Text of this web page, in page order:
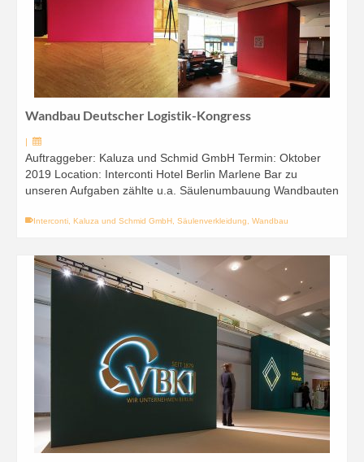
Wandbau Deutscher Logistik-Kongress
|
Auftraggeber: Kaluza und Schmid GmbH Termin: Oktober
2019 Location: Interconti Hotel Berlin Marlene Bar zu
unseren Aufgaben zählte u.a. Säulenumbauung Wandbauten
Interconti Kaluza und Schmid GmbH Säulenverkleidung Wandbau